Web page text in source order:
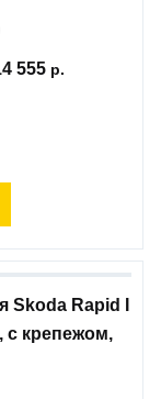
555
Rapid I
с крепежом,